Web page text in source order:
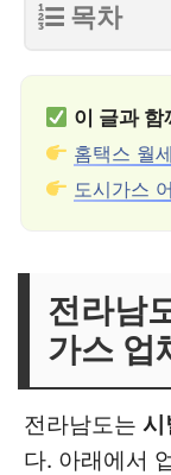
목차
이 글과 함
홈택스 월
도시가스
전라남
가스 업
전라남도는 시
다. 아래에서